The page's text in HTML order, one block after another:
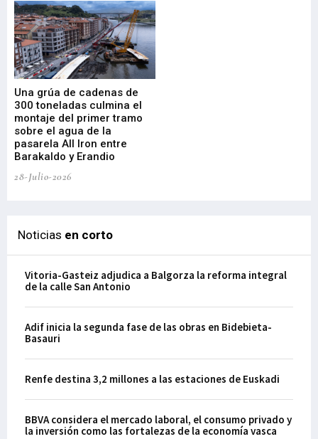
Una grúa de cadenas de
300 toneladas culmina el
montaje del primer tramo
sobre el agua de la
pasarela All Iron entre
Barakaldo y Erandio
28-Julio-2026
Noticias en corto
Vitoria-Gasteiz adjudica a Balgorza la reforma integral
de la calle San Antonio
Adif inicia la segunda fase de las obras en Bidebieta-
Basauri
Renfe destina 3,2 millones a las estaciones de Euskadi
BBVA considera el mercado laboral, el consumo privado y
la inversión como las fortalezas de la economía vasca